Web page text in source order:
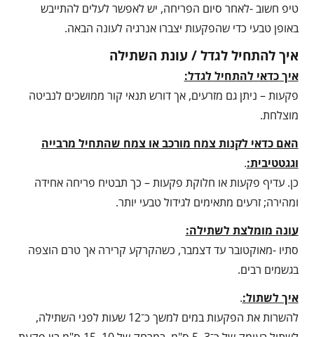
טיפ חשוב -לאחר סיום הפריחה, יש לאפשר לעלים להתייבש
באופן טבעי כדי שהפקעות יצברו אנרגיה לעונה הבאה.
איך להתחיל לגדל / עונת השתילה
איך כדאי להתחיל לגדל:
פקעות – ניתן גם מזרעים, אך דורש תנאי קור ממושכים לנביטה
מוצלחת.
האם כדאי לקנות צמח מורכב או צמח שהתחיל מרבייה
וגגטטיבית:.
כן. עדיף פקעות או חלוקת פקעות – כך תבטיח פריחה אחידה
ומהירה; זרעים מתאימים לגידול טבעי יותר.
עונה מומלצת לשתילה:
סתיו -מאוקטובר עד דצמבר, כשהקרקע קרירה אך טרם הוצפה
בגשמים רבים.
איך לשתול:.
להשרות את הפקעות במים למשך כ־12 שעות לפני השתילה,